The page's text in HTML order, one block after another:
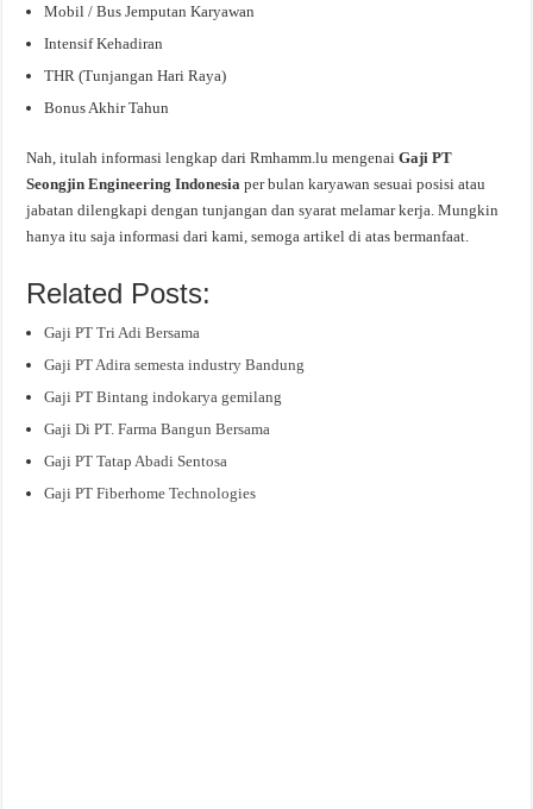
Mobil / Bus Jemputan Karyawan
Intensif Kehadiran
THR (Tunjangan Hari Raya)
Bonus Akhir Tahun
Nah, itulah informasi lengkap dari Rmhamm.lu mengenaiGaji PT
Seongjin Engineering Indonesiaper bulan karyawan sesuai posisi atau
jabatan dilengkapi dengan tunjangan dan syarat melamar kerja. Mungkin
hanya itu saja informasi dari kami, semoga artikel di atas bermanfaat.
Related Posts:
Gaji PT Tri Adi Bersama
Gaji PT Adira semesta industry Bandung
Gaji PT Bintang indokarya gemilang
Gaji Di PT. Farma Bangun Bersama
Gaji PT Tatap Abadi Sentosa
Gaji PT Fiberhome Technologies